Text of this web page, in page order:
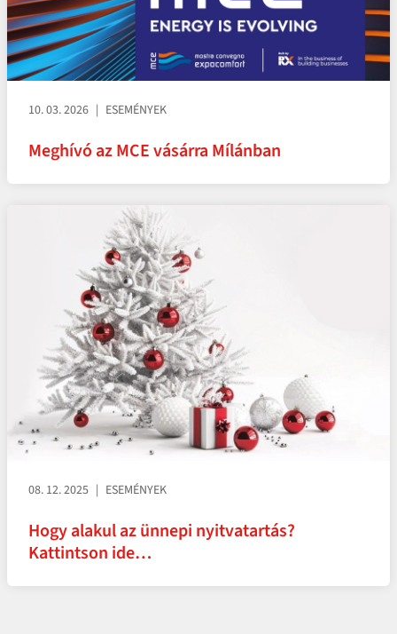
10. 03. 2026 ESEMÉNYEK
Meghívó az MCE vásárra Mílánban
08. 12. 2025 ESEMÉNYEK
Hogy alakul az ünnepi nyitvatartás?
Kattintson ide…